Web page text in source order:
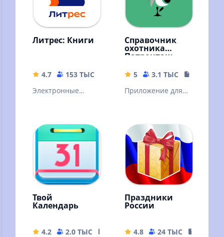
Литрес: Книги
4.7 153 ТЫС
72.02 MB
Электронные
Горячие новинки и
классика
литературы
Справочник
охотника
Патронташ
5 3.1 ТЫС
Приложение для
х охотников.
Интерактивный
справочник.
Твой
Календарь
4.2 2.0 ТЫС
5.14 MB
Праздники
России
4.8 24 ТЫС